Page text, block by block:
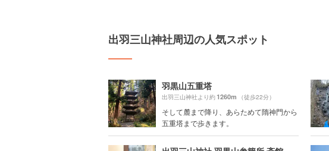
出羽三山神社周辺の人気スポット
羽黒山五重塔
出羽三山神社より約1260m （徒歩22分）
そして麓まで降り、あらためて隋神門から
五重塔まで歩きます。